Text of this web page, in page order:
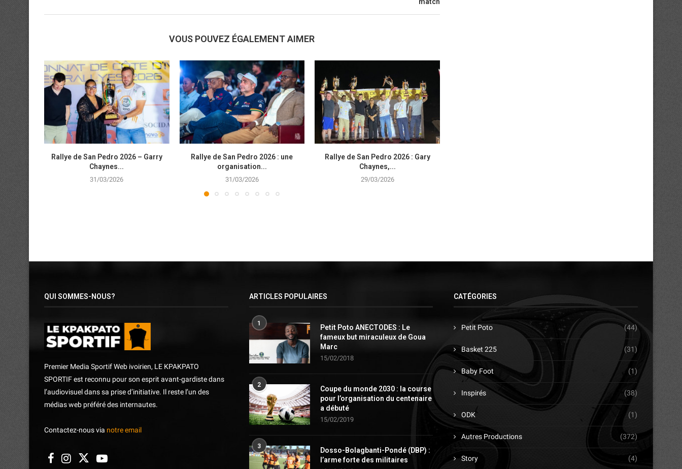
VOUS POUVEZ ÉGALEMENT AIMER
Rallye de San Pedro 2026 – Garry
Chaynes...
31/03/2026
Rallye de San Pedro 2026 : une
organisation...
31/03/2026
Rallye de San Pedro 2026 : Gary
Chaynes,...
29/03/2026
QUI SOMMES-NOUS?
Premier Media Sportif Web ivoirien, LE KPAKPATO
SPORTIF est reconnu pour son esprit avant-gardiste dans
l’audiovisuel dans sa prise d’initiative. Il reste l’un des
médias web préféré des internautes.
Contactez-nous via notre email
ARTICLES POPULAIRES
1
Petit Poto ANECTODES : Le
fameux but miraculeux de Goua
Marc
15/02/2018
2
Coupe du monde 2030 : la course
pour l’organisation du centenaire
a débuté
15/02/2019
3
Dosso-Bolagbanti-Pondé (DBP) :
l’arme forte des militaires
CATÉGORIES
Petit Poto (44)
Basket 225 (31)
Baby Foot (1)
Inspirés (38)
ODK (1)
Autres Productions (372)
Story (4)